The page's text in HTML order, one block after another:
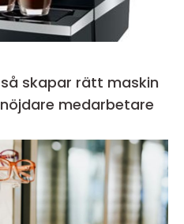
skapar rätt maskin
medarbetare